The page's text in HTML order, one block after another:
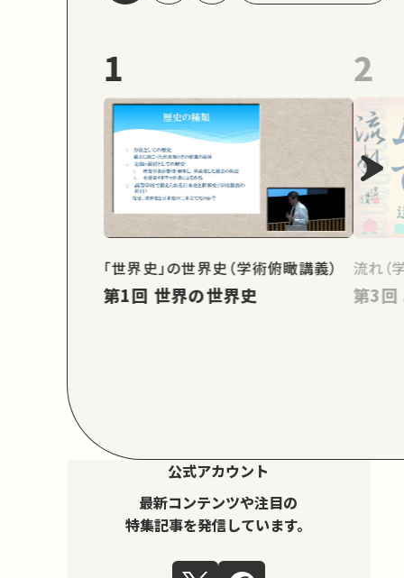
1
「世界史」の世界史（学術俯瞰講義）
第1回 世界の世界史
2
流れ（
公式アカウント
最新コンテンツや注目の
特集記事を発信しています。